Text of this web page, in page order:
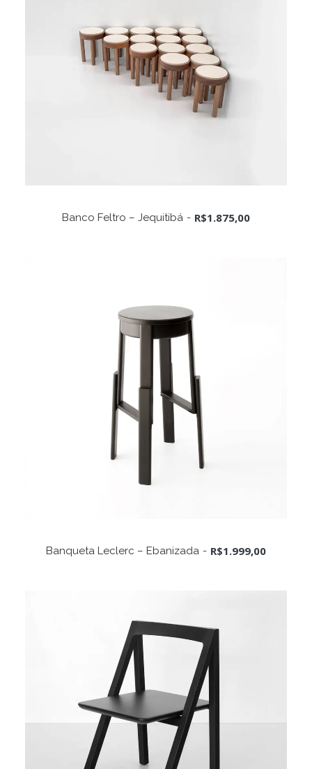
ADICIONAR AO CARRINHO
Banco Feltro – Jequitibá R$1.875,00
ADICIONAR AO CARRINHO
Banqueta Leclerc – Ebanizada R$1.999,00